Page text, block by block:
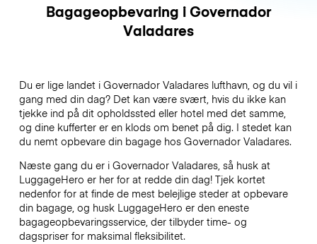
Bagageopbevaring i Governador
Valadares
Du er lige landet i Governador Valadares lufthavn, og du vil i
gang med din dag? Det kan være svært, hvis du ikke kan
tjekke ind på dit opholdssted eller hotel med det samme,
og dine kufferter er en klods om benet på dig. I stedet kan
du nemt opbevare din bagage hos Governador Valadares.
Næste gang du er i Governador Valadares, så husk at
LuggageHero er her for at redde din dag! Tjek kortet
nedenfor for at finde de mest belejlige steder at opbevare
din bagage, og husk LuggageHero er den eneste
bagageopbevaringsservice, der tilbyder time- og
dagspriser for maksimal fleksibilitet.